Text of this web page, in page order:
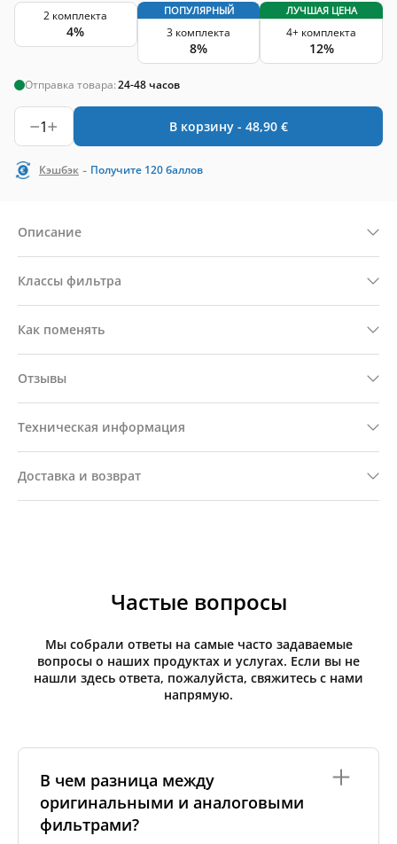
2 комплекта
4%
ПОПУЛЯРНЫЙ
3 комплекта
8%
ЛУЧШАЯ ЦЕНА
4+ комплекта
12%
Отправка товара:24-48 часов
1 В корзину - 48,90 €
Кэшбэк - Получите 120баллов
Описание
Классы фильтра
Как поменять
Отзывы
Техническая информация
Доставка и возврат
Частые вопросы
Мы собрали ответы на самые часто задаваемые
вопросы о наших продуктах и услугах. Если вы не
нашли здесь ответа, пожалуйста, свяжитесь с нами
напрямую.
В чем разница между
оригинальными и аналоговыми
фильтрами?